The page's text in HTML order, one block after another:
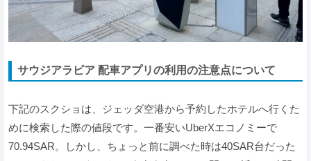
サウジアラビア 配車アプリの利用の注意点について
下記のスクショは、ジェッダ空港から予約したホテルへ行くた
めに検索した際の値段です。一番安いUberXエコノミーで
70.94SAR。しかし、ちょっと前に調べた時は40SAR台だった